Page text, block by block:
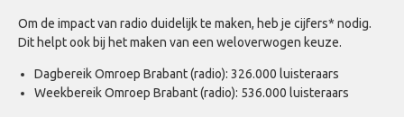
Om de impact van radio duidelijk te maken, heb je cijfers* nodig.
Dit helpt ook bij het maken van een weloverwogen keuze.
Dagbereik Omroep Brabant (radio): 326.000 luisteraars
Weekbereik Omroep Brabant (radio): 536.000 luisteraars